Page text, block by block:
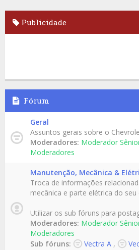
Publicidade
Fórum
Geral
Assuntos gerais sobre o
Moderadores: Moderador
Moderadores
Manutenção, Mecânica &
Troca de informações
mecânica e parte elétrica do seu
Utilizar os sub fóruns para
Moderadores: Moderador
Moderadores
Sub fóruns:
Vectra A ,